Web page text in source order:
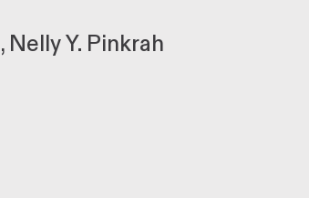
Nelly Y. Pinkrah